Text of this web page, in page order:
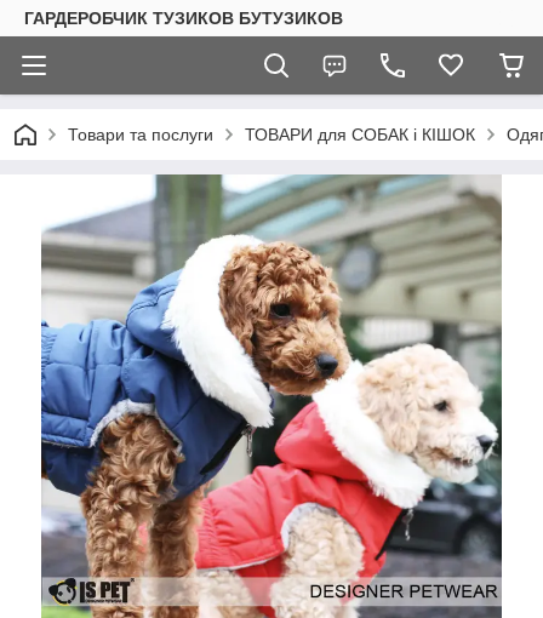
ГАРДЕРОБЧИК ТУЗИКОВ БУТУЗИКОВ
Товари та послуги ТОВАРИ для СОБАК і КІШОК